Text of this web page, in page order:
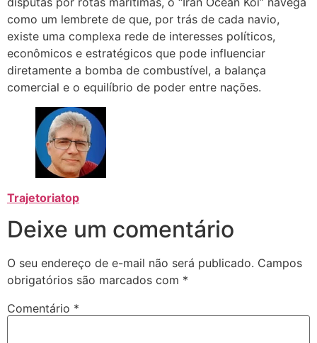
como um lembrete de que, por trás de cada navio,
existe uma complexa rede de interesses políticos,
econômicos e estratégicos que pode influenciar
diretamente a bomba de combustível, a balança
comercial e o equilíbrio de poder entre nações.
Trajetoriatop
Deixe um comentário
O seu endereço de e-mail não será publicado. Campos
obrigatórios são marcados com *
Comentário *